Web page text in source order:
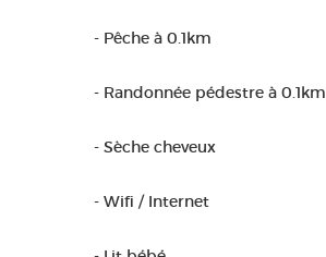
- Pêche à 0.1km
- Randonnée pédestre à 0.1km
- Sèche cheveux
- Wifi / Internet